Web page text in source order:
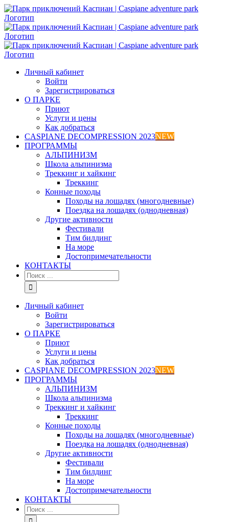
Skip
to
content
Личный кабинет
Войти
Зарегистрироваться
О ПАРКЕ
Приют
Услуги и цены
Как добраться
CASPIANE DECOMPRESSION 2023NEW
ПРОГРАММЫ
АЛЬПИНИЗМ
Школа альпинизма
Треккинг и хайкинг
Треккинг
Конные походы
Походы на лошадях (многодневные)
Поездка на лошадях (однодневная)
Другие активности
Фестивали
Тим билдинг
На море
Достопримечательности
КОНТАКТЫ
Результат
поиска:
Личный кабинет
Войти
Зарегистрироваться
О ПАРКЕ
Приют
Услуги и цены
Как добраться
CASPIANE DECOMPRESSION 2023NEW
ПРОГРАММЫ
АЛЬПИНИЗМ
Школа альпинизма
Треккинг и хайкинг
Треккинг
Конные походы
Походы на лошадях (многодневные)
Поездка на лошадях (однодневная)
Другие активности
Фестивали
Тим билдинг
На море
Достопримечательности
КОНТАКТЫ
Результат
поиска: